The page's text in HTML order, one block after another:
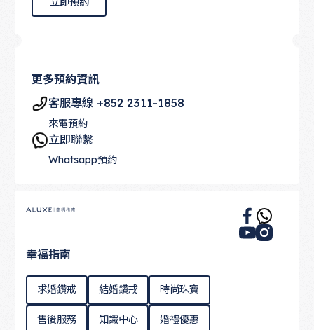
更多預約資訊
客服專線 +852 2311-1858
來電預約
立即聯繫
Whatsapp預約
Footer
幸福指南
求婚鑽戒 結婚鑽戒 時尚珠寶
售後服務 知識中心 婚禮優惠